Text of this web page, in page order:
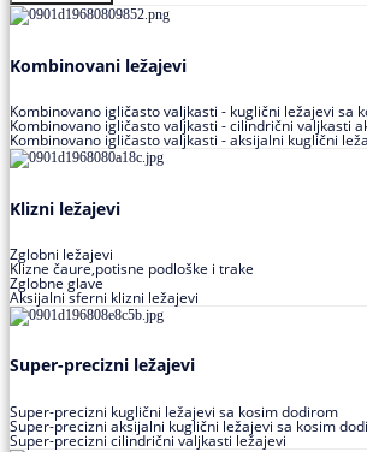
Kombinovani ležajevi
Kombinovano igličasto valjkasti - kuglični ležajevi sa
Kombinovano igličasto valjkasti - cilindrični valjkasti
Kombinovano igličasto valjkasti - aksijalni kuglični
Klizni ležajevi
Zglobni ležajevi
Klizne čaure,potisne podloške i trake
Zglobne glave
Aksijalni sferni klizni ležajevi
Super-precizni ležajevi
Super-precizni kuglični ležajevi sa kosim dodirom
Super-precizni aksijalni kuglični ležajevi sa kosim
Super-precizni cilindrični valjkasti ležajevi